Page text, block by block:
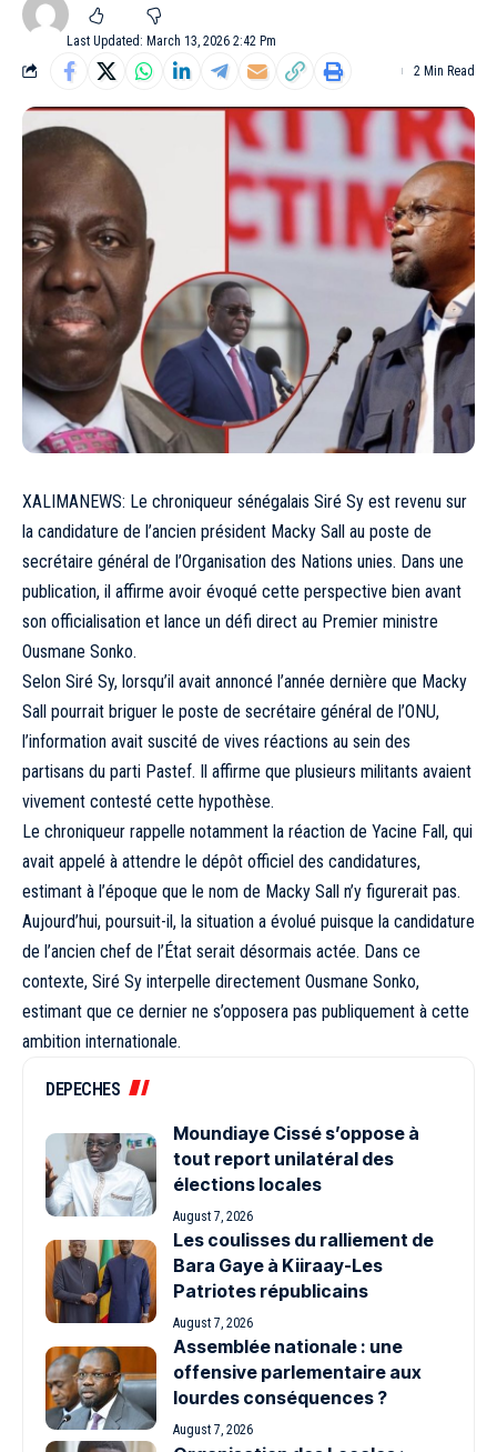
Last Updated: March 13, 2026 2:42 Pm
2 Min Read
XALIMANEWS: Le chroniqueur sénégalais Siré Sy est revenu sur
la candidature de l’ancien président Macky Sall au poste de
secrétaire général de l’Organisation des Nations unies. Dans une
publication, il affirme avoir évoqué cette perspective bien avant
son officialisation et lance un défi direct au Premier ministre
Ousmane Sonko.
Selon Siré Sy, lorsqu’il avait annoncé l’année dernière que Macky
Sall pourrait briguer le poste de secrétaire général de l’ONU,
l’information avait suscité de vives réactions au sein des
partisans du parti Pastef. Il affirme que plusieurs militants avaient
vivement contesté cette hypothèse.
Le chroniqueur rappelle notamment la réaction de Yacine Fall, qui
avait appelé à attendre le dépôt officiel des candidatures,
estimant à l’époque que le nom de Macky Sall n’y figurerait pas.
Aujourd’hui, poursuit-il, la situation a évolué puisque la candidature
de l’ancien chef de l’État serait désormais actée. Dans ce
contexte, Siré Sy interpelle directement Ousmane Sonko,
estimant que ce dernier ne s’opposera pas publiquement à cette
ambition internationale.
DEPECHES
Moundiaye Cissé s’oppose à
tout report unilatéral des
élections locales
August 7, 2026
Les coulisses du ralliement de
Bara Gaye à Kiiraay-Les
Patriotes républicains
August 7, 2026
Assemblée nationale : une
offensive parlementaire aux
lourdes conséquences ?
August 7, 2026